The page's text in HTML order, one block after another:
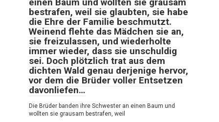
bestrafen, weil sie glaubten, sie habe
die Ehre der Familie beschmutzt.
Weinend flehte das Mädchen sie an,
sie freizulassen, und wiederholte
immer wieder, dass sie unschuldig
sei. Doch plötzlich trat aus dem
dichten Wald genau derjenige hervor,
vor dem die Brüder voller Entsetzen
davonliefen…
Die Brüder banden ihre Schwester an einen Baum und
wollten sie grausam bestrafen, weil